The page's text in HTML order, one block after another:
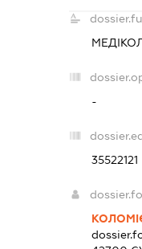
-
35522121